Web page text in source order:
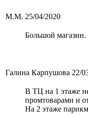
М.М. 25/04/2020
Большой магазин.
Галина Карпушова 22/
В ТЦ на 1 этаже
промтоварами и
На 2 этаже